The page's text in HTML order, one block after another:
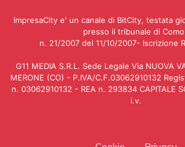
ImpresaCity e' un canale di BitCity, testata
presso il tribunale di
n. 21/2007 del 11/10/2007- Iscrizione
G11 MEDIA S.R.L. Sede Legale Via NUOVA
MERONE (CO) - P.IVA/C.F.03062910132
n. 03062910132 - REA n. 293834 CAPITALE
i.v.